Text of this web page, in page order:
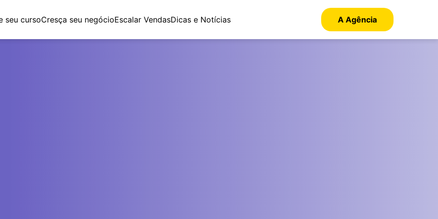
seu cursoCresça seu negócioEscalar VendasDicas e Notícias A Agência